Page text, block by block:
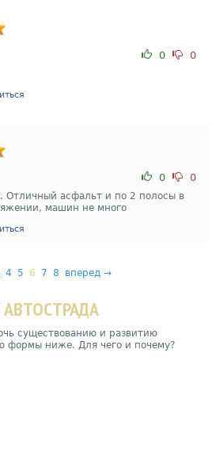
0 0
0 0
Отличный асфальт и по 2 полосы в
машин не много
4 5 6 7 8 вперед →
существованию и развитию
формы ниже. Для чего и почему?